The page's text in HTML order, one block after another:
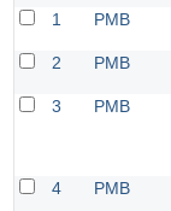
1 PMB
2 PMB
3 PMB
4 PMB